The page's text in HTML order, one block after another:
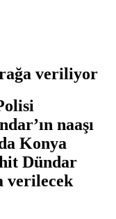
veriliyor
naaşı
Konya
Dündar
verilecek